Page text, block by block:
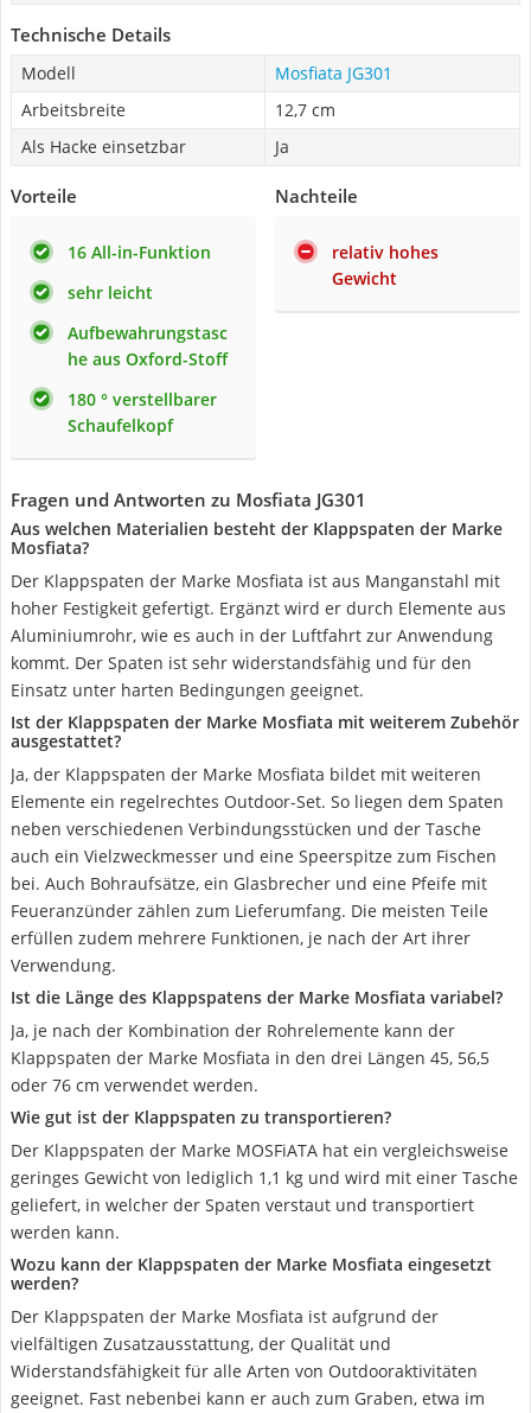
Technische Details
Modell
Mosfiata JG301
Arbeitsbreite
12,7 cm
Als Hacke einsetzbar
Ja
Vorteile
16 All-in-Funktion
sehr leicht
Aufbewahrungstasc
he aus Oxford-Stoff
180 ° verstellbarer
Schaufelkopf
Nachteile
relativ hohes
Gewicht
Fragen und Antworten zu Mosfiata JG301
Aus welchen Materialien besteht der Klappspaten der Marke
Mosfiata?
Der Klappspaten der Marke Mosfiata ist aus Manganstahl mit
hoher Festigkeit gefertigt. Ergänzt wird er durch Elemente aus
Aluminiumrohr, wie es auch in der Luftfahrt zur Anwendung
kommt. Der Spaten ist sehr widerstandsfähig und für den
Einsatz unter harten Bedingungen geeignet.
Ist der Klappspaten der Marke Mosfiata mit weiterem Zubehör
ausgestattet?
Ja, der Klappspaten der Marke Mosfiata bildet mit weiteren
Elemente ein regelrechtes Outdoor-Set. So liegen dem Spaten
neben verschiedenen Verbindungsstücken und der Tasche
auch ein Vielzweckmesser und eine Speerspitze zum Fischen
bei. Auch Bohraufsätze, ein Glasbrecher und eine Pfeife mit
Feueranzünder zählen zum Lieferumfang. Die meisten Teile
erfüllen zudem mehrere Funktionen, je nach der Art ihrer
Verwendung.
Ist die Länge des Klappspatens der Marke Mosfiata variabel?
Ja, je nach der Kombination der Rohrelemente kann der
Klappspaten der Marke Mosfiata in den drei Längen 45, 56,5
oder 76 cm verwendet werden.
Wie gut ist der Klappspaten zu transportieren?
Der Klappspaten der Marke MOSFiATA hat ein vergleichsweise
geringes Gewicht von lediglich 1,1 kg und wird mit einer Tasche
geliefert, in welcher der Spaten verstaut und transportiert
werden kann.
Wozu kann der Klappspaten der Marke Mosfiata eingesetzt
werden?
Der Klappspaten der Marke Mosfiata ist aufgrund der
vielfältigen Zusatzausstattung, der Qualität und
Widerstandsfähigkeit für alle Arten von Outdooraktivitäten
geeignet. Fast nebenbei kann er auch zum Graben, etwa im